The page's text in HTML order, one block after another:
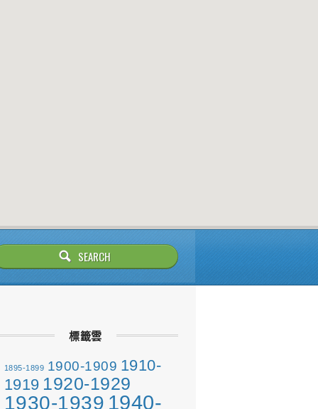
標籤雲
1895-1899 1900-1909 1910-
1919 1920-1929
1930-1939 1940-